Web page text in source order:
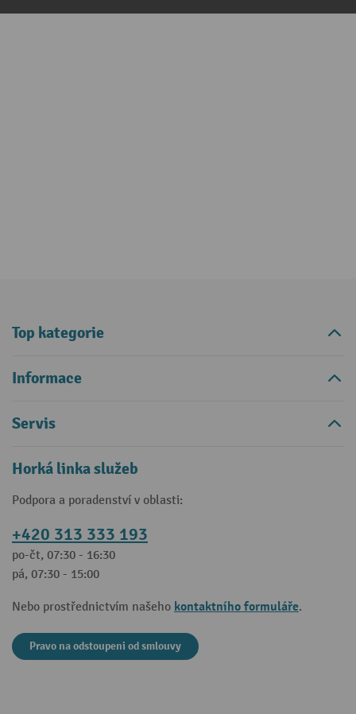
Top kategorie
Informace
Servis
Horká linka služeb
Podpora a poradenství v oblasti:
+420 313 333 193
po-čt, 07:30 - 16:30
pá, 07:30 - 15:00
Nebo prostřednictvím našeho kontaktního formuláře.
Pravo na odstoupeni od smlouvy